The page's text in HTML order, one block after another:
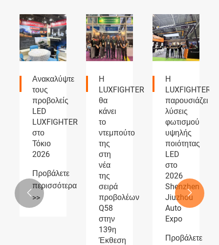
Η
LUXFIGHTER
θα
κάνει
το
ντεμπούτο
της
στη
της
σειρά
προβολέων
Q58
Η
LUXFIGHTER
παρουσιάζει
λύσεις
φωτισμού
υψηλής
ποιότητας
LED
στο
2026
Shenzhen
Jiuzhou
Auto
Expo
Προβάλετε
Προβολείς
LUXFIGHTER
LED
και
προβολείς
ομίχλης
AUTOMOTIVE
PARTS
Η
έκθεση
λαμβάνει
ευρεία
αναγνώριση
περισσότερα
 